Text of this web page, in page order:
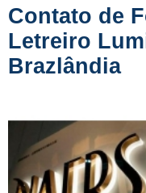
Contato de
Letreiro
Brazlândia